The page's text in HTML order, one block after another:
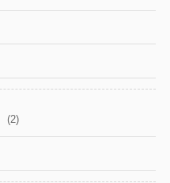
(2)